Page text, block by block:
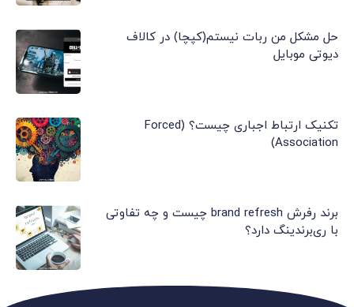
حل مشکل من ربات نیستم(کپچا) در کالاف
دیوتی موبایل
تکنیک ارتباط اجباری چیست؟ (Forced
Association)
برند رفرش brand refresh چیست و چه تفاوتی
با ری‌برندینگ دارد؟